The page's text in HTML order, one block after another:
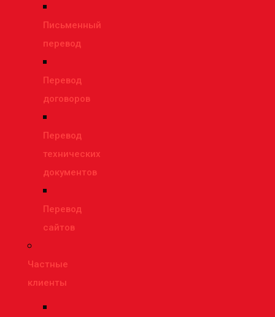
Письменный
перевод
Перевод
договоров
Перевод
технических
документов
Перевод
сайтов
Частные
клиенты